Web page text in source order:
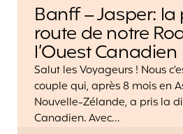
Banff – Jasper:
route de notre
l’Ouest Canadien
Salut les Voyageurs ! Nous
couple qui, après 8 mois en
Nouvelle-Zélande, a pris la
Canadien. Avec…